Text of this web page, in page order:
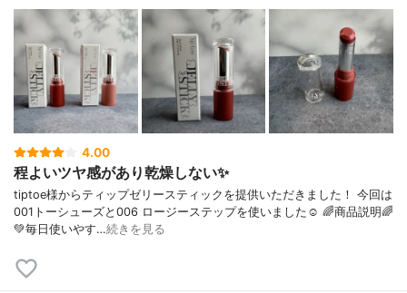
4.00
程よいツヤ感があり乾燥しない✨
tiptoe様からティップゼリースティックを提供いただきました！ 今回は
001トーシューズと006 ロージーステップを使いました☺︎ 🌈商品説明🌈
💚毎日使いやす…続きを見る